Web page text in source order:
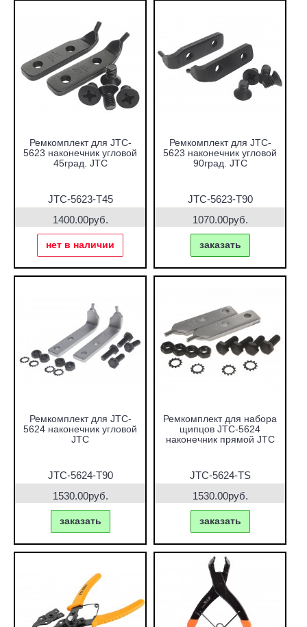
Ремкомплект для JTC-
5623 наконечник угловой
45град. JTC
JTC-5623-T45
1400.00руб.
нет в наличии
Ремкомплект для JTC-
5623 наконечник угловой
90град. JTC
JTC-5623-T90
1070.00руб.
заказать
Ремкомплект для JTC-
5624 наконечник угловой
JTC
JTC-5624-T90
1530.00руб.
заказать
Ремкомплект для набора
щипцов JTC-5624
наконечник прямой JTC
JTC-5624-TS
1530.00руб.
заказать